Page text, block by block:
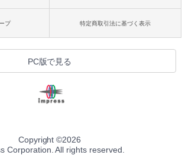
プ 特定商取引法に基づく表示
PC版で見る
Copyright ©2026
Corporation. All rights reserved.